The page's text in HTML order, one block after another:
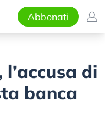
Abbonati
di
banca